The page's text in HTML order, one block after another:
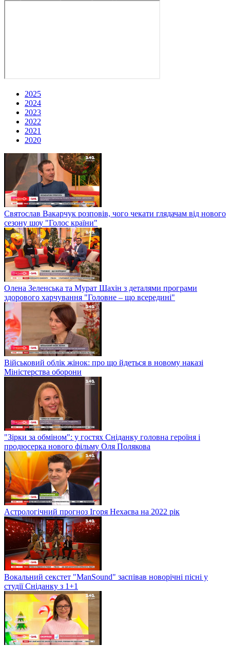
2025
2024
2023
2022
2021
2020
Святослав Вакарчук розповів, чого чекати глядачам від нового
сезону шоу "Голос країни"
Олена Зеленська та Мурат Шахін з деталями програми
здорового харчування "Головне – що всередині"
Військовий облік жінок: про що йдеться в новому наказі
Міністерства оборони
"Зірки за обміном": у гостях Сніданку головна героїня і
продюсерка нового фільму Оля Полякова
Астрологічний прогноз Ігоря Нехаєва на 2022 рік
Вокальний секстет "ManSound" заспівав новорічні пісні у
студії Сніданку з 1+1